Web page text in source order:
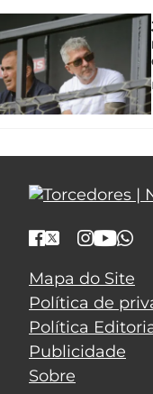
Mapa do Site
Política de
Política
Publicidade
Sobre